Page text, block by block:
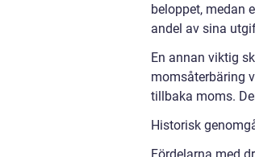
beloppet, medan
andel av sina
En annan viktig
momsåterbäring
tillbaka moms.
Historisk